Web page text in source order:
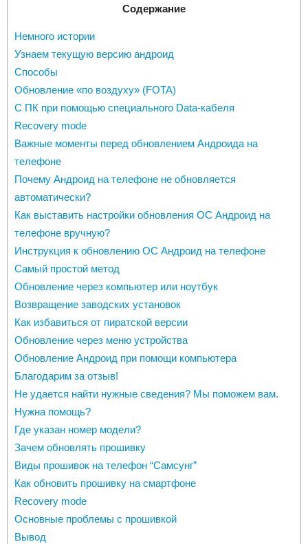
Содержание
Немного истории
Узнаем текущую версию андроид
Способы
Обновление «по воздуху» (FOTA)
С ПК при помощью специального Data-кабеля
Recovery mode
Важные моменты перед обновлением Андроида на
телефоне
Почему Андроид на телефоне не обновляется
автоматически?
Как выставить настройки обновления ОС Андроид на
телефоне вручную?
Инструкция к обновлению ОС Андроид на телефоне
Самый простой метод
Обновление через компьютер или ноутбук
Возвращение заводских установок
Как избавиться от пиратской версии
Обновление через меню устройства
Обновление Андроид при помощи компьютера
Благодарим за отзыв!
Не удается найти нужные сведения? Мы поможем вам.
Нужна помощь?
Где указан номер модели?
Зачем обновлять прошивку
Виды прошивок на телефон “Самсунг”
Как обновить прошивку на смартфоне
Recovery mode
Основные проблемы с прошивкой
Вывод